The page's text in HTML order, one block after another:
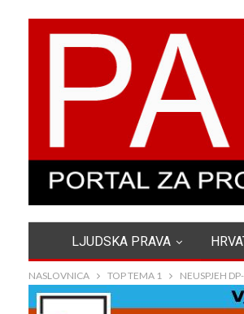
LJUDSKA PRAVA
NASLOVNICA TOP TEMA 1 NEUSPJEH